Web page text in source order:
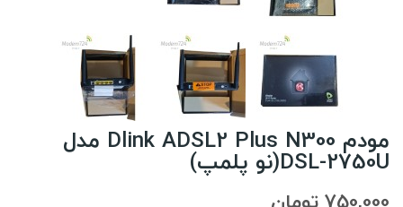
مودم Dlink ADSL2 Plus N300 مدل
DSL-2750U(نو پلمپ)